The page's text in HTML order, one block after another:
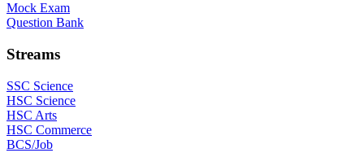
Mock Exam
Question Bank
Streams
SSC Science
HSC Science
HSC Arts
HSC Commerce
BCS/Job